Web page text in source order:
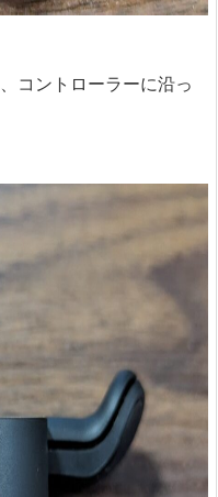
コントローラーに沿っ